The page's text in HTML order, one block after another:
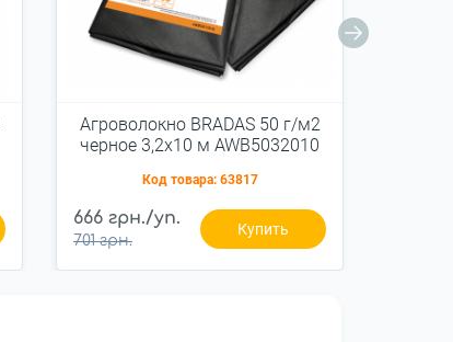
Агроволокно BRADAS 50 г/м2
черное 3,2x10 м AWB5032010
Код товара: 63817
666 грн./уп.
701 грн.
Купить